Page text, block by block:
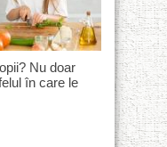
Nu doar
în care le